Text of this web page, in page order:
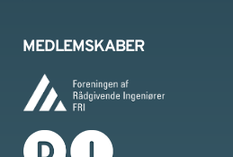
MEDLEMSKABER